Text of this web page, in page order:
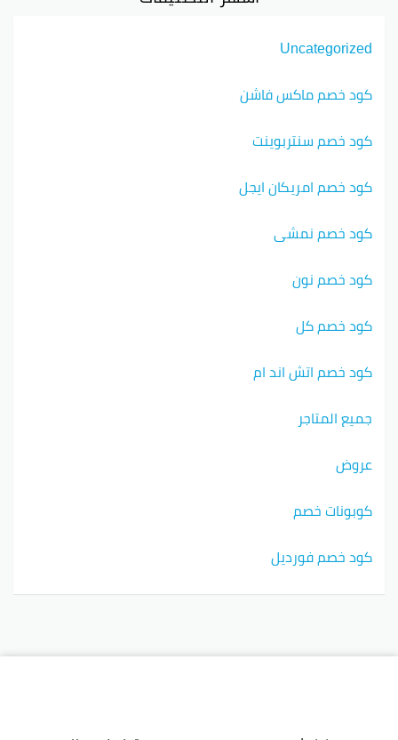
Uncategorized
كود خصم ماكس فاشن
كود خصم سنتربوينت
كود خصم امريكان ايجل
كود خصم نمشي
كود خصم نون
كود خصم كل
كود خصم اتش اند ام
جميع المتاجر
عروض
كوبونات خصم
كود خصم فورديل